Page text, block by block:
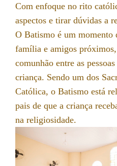
Com enfoque no rito
aspectos e tirar dúvidas a
O Batismo é um momento
família e amigos
comunhão entre as
criança. Sendo um dos
Católica, o Batismo está
pais de que a criança
na religiosidade.